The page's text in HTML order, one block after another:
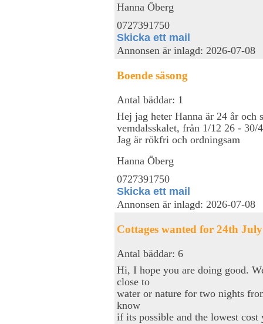
Hanna Öberg
0727391750
Skicka ett mail
Annonsen är inlagd: 2026-07-08
Boende säsong
Antal bäddar: 1
Hej jag heter Hanna är 24 år och
vemdalsskalet, från 1/12 26 - 30/
Jag är rökfri och ordningsam
Hanna Öberg
0727391750
Skicka ett mail
Annonsen är inlagd: 2026-07-08
Cottages wanted for 24th
Antal bäddar: 6
Hi, I hope you are doing good.
close to
water or nature for two nights
know
if its possible and the lowest cost